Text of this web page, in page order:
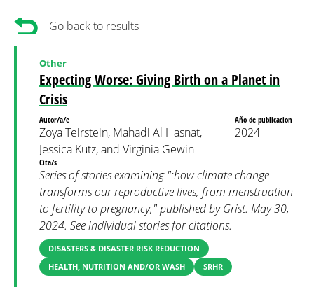
Go back to results
Expecting Worse: Giving Birth on a Planet in
Crisis
Other
Autor/a/e
Zoya Teirstein, Mahadi Al Hasnat,
Jessica Kutz, and Virginia Gewin
Año de publicacion
2024
Cita/s
Series of stories examining ":how climate change
transforms our reproductive lives, from menstruation
to fertility to pregnancy," published by Grist. May 30,
2024. See individual stories for citations.
DISASTERS & DISASTER RISK REDUCTION
HEALTH, NUTRITION AND/OR WASH
SRHR